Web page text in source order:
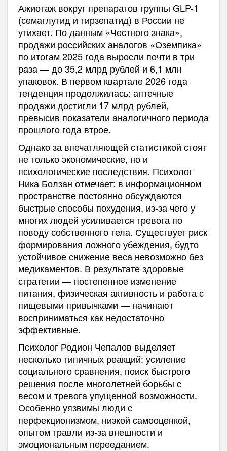
Ажиотаж вокруг препаратов группы GLP-1
(семаглутид и тирзепатид) в России не
утихает. По данным «Честного знака»,
продажи российских аналогов «Оземпика»
по итогам 2025 года выросли почти в три
раза — до 35,2 млрд рублей и 6,1 млн
упаковок. В первом квартале 2026 года
тенденция продолжилась: аптечные
продажи достигли 17 млрд рублей,
превысив показатели аналогичного периода
прошлого года втрое.
Однако за впечатляющей статистикой стоят
не только экономические, но и
психологические последствия. Психолог
Ника Болзан отмечает: в информационном
пространстве постоянно обсуждаются
быстрые способы похудения, из-за чего у
многих людей усиливается тревога по
поводу собственного тела. Существует риск
формирования ложного убеждения, будто
устойчивое снижение веса невозможно без
медикаментов. В результате здоровые
стратегии — постепенное изменение
питания, физическая активность и работа с
пищевыми привычками — начинают
восприниматься как недостаточно
эффективные.
Психолог Родион Чепалов выделяет
несколько типичных реакций: усиление
социального сравнения, поиск быстрого
решения после многолетней борьбы с
весом и тревога упущенной возможности.
Особенно уязвимы люди с
перфекционизмом, низкой самооценкой,
опытом травли из-за внешности и
эмоциональным перееданием.